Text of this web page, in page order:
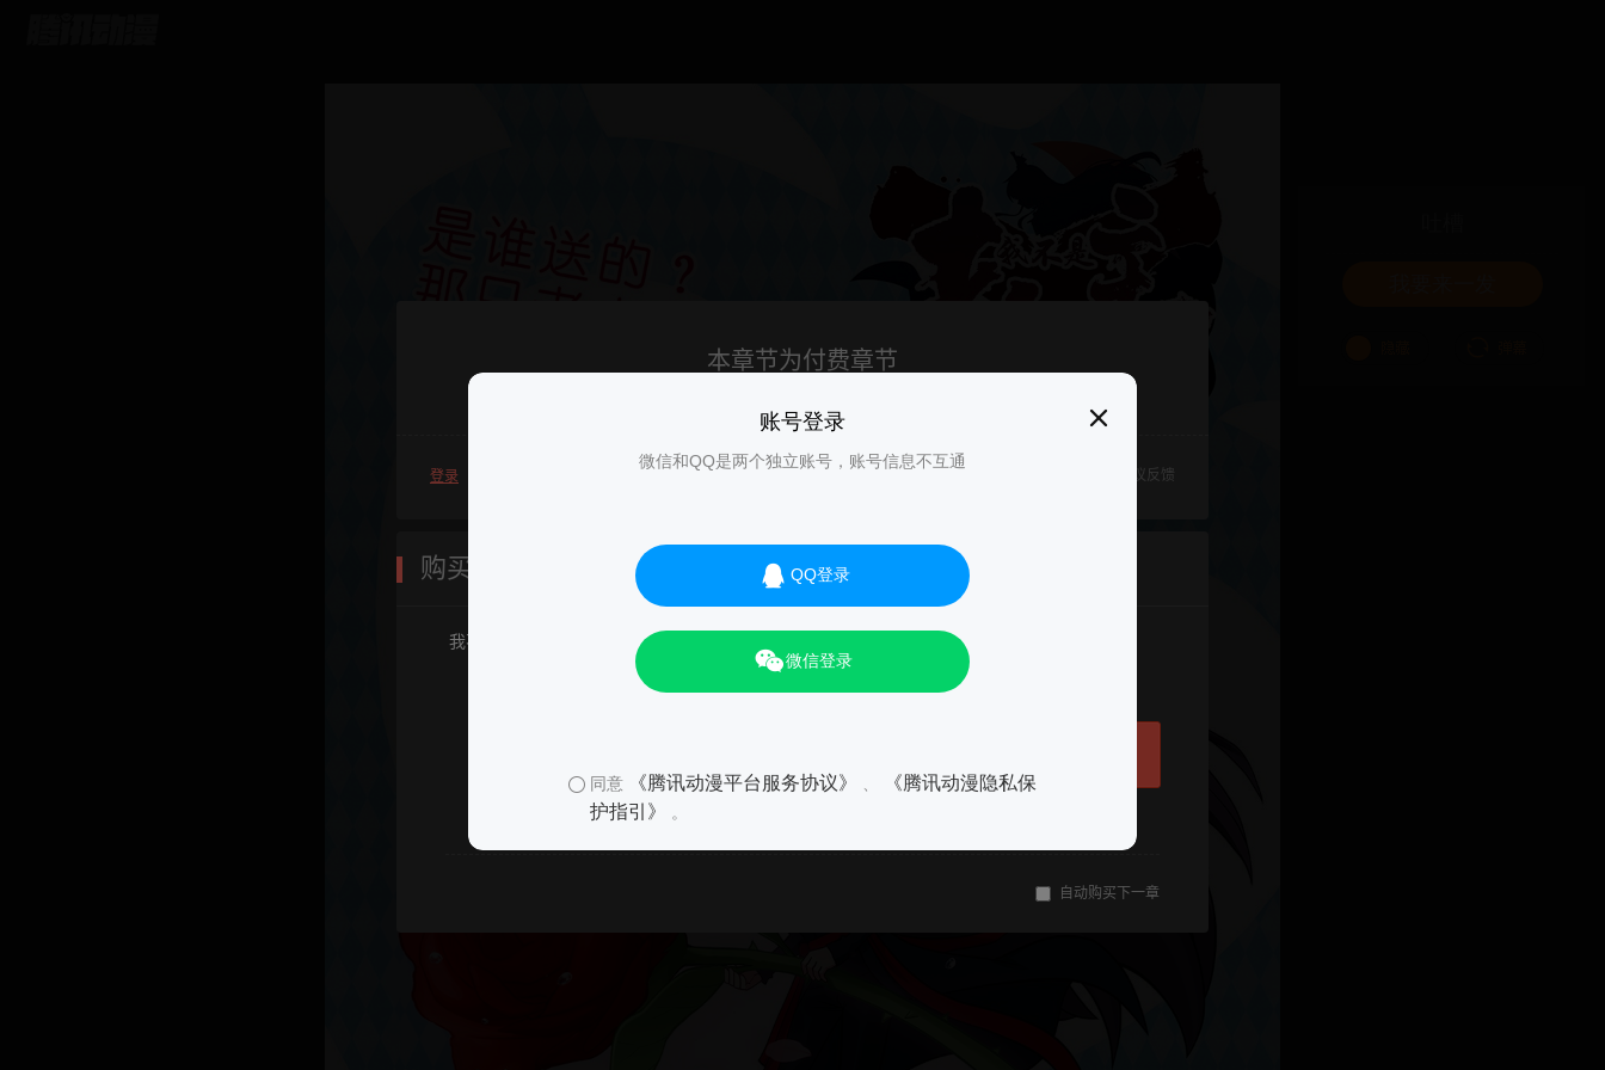
账号登录
微信和QQ是两个独立账号，账号信息不互通
QQ登录
微信登录
同意 《腾讯动漫平台服务协议》
《腾讯动漫隐私保
护指引》
。